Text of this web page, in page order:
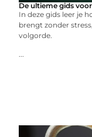
De ultieme gids
In deze gids leer je
brengt zonder
volgorde.
...